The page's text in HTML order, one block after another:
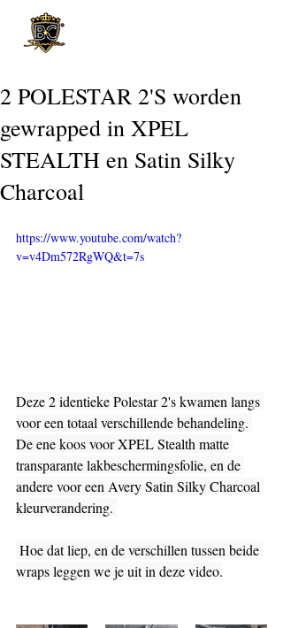
2 POLESTAR 2'S worden
gewrapped in XPEL
STEALTH en Satin Silky
Charcoal
https://www.youtube.com/watch?
v=v4Dm572RgWQ&t=7s
Deze 2 identieke Polestar 2's kwamen langs
voor een totaal verschillende behandeling.
De ene koos voor XPEL Stealth matte
transparante lakbeschermingsfolie, en de
andere voor een Avery Satin Silky Charcoal
kleurverandering.
wraps leggen we je uit in deze video.